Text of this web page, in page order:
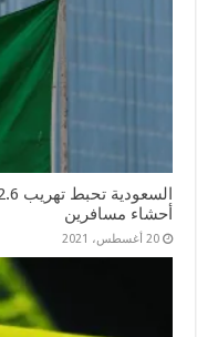
أحشاء مسافرين
20 أغسطس، 2021